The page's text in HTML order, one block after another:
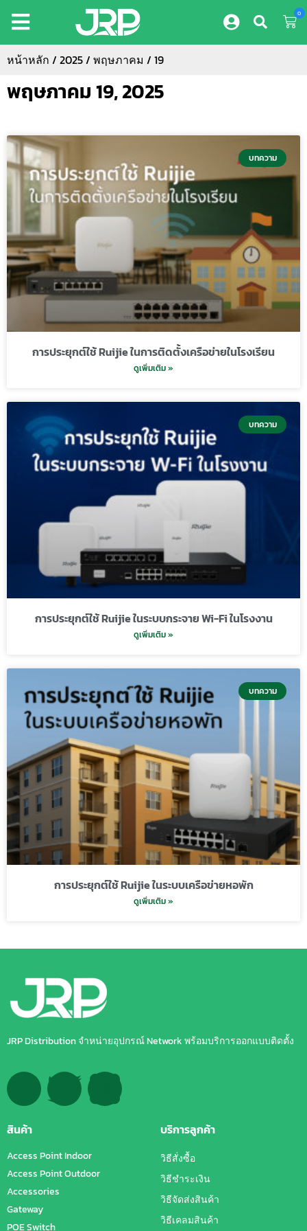
0
หน้าหลัก / 2025/ พฤษภาคม / 19
พฤษภาคม 19, 2025
บทความ
การประยุกต์ใช้ Ruijie ในการติดตั้งเครือข่ายในโรงเรียน
ดูเพิ่มเติม »
บทความ
การประยุกต์ใช้ Ruijie ในระบบกระจาย Wi-Fi ในโรงงาน
ดูเพิ่มเติม »
บทความ
การประยุกต์ใช้ Ruijie ในระบบเครือข่ายหอพัก
ดูเพิ่มเติม »
JRP Distribution จำหน่ายอุปกรณ์ Network พร้อมบริการออกแบบติดตั้ง
สินค้า
Access Point Indoor
Access Point Outdoor
Accessories
Gateway
POE Switch
บริการลูกค้า
วิธีสั่งซื้อ
วิธีชำระเงิน
วิธีจัดส่งสินค้า
วิธีเคลมสินค้า